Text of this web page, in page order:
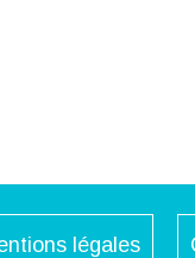
légales